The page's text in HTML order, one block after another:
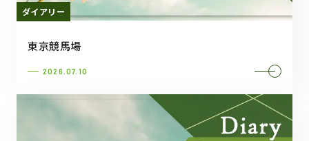
ダイアリー
東京競馬場
2026.07.10